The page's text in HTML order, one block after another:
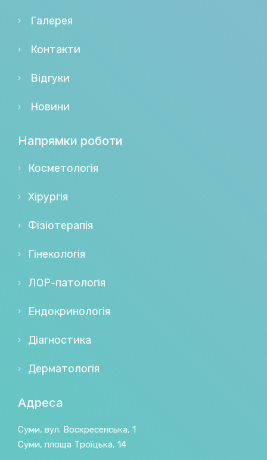
Галерея
Контакти
Відгуки
Новини
Напрямки роботи
Косметологія
Хірургія
Фізіотерапія
Гінекологія
ЛОР-патологія
Ендокринологія
Діагностика
Дерматологія
Адреса
Суми, вул. Воскресенська, 1
Суми, площа Троїцька, 14